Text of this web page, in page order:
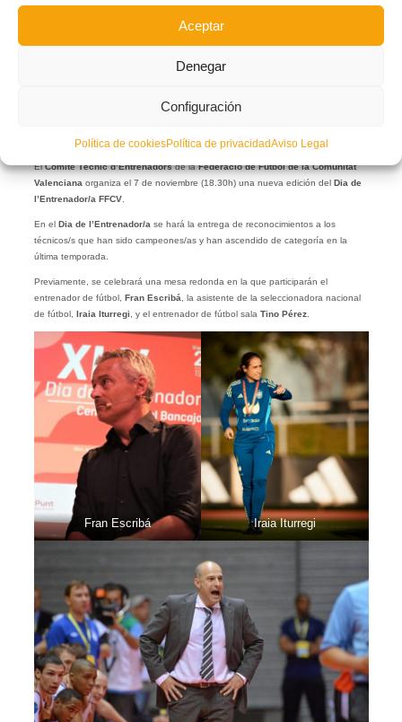
Aceptar
Denegar
Configuración
Política de cookiesPolítica de privacidadAviso Legal
ElComité Tècnic d’Entrenadorsde laFederació de Futbol de la Comunitat
Valencianaorganiza el 7 de noviembre (18.30h) una nueva edición del Dia de
l’Entrenador/a FFCV.
En elDia de l’Entrenador/ase hará la entrega de reconocimientos a los
técnicos/s que han sido campeones/as y han ascendido de categoría en la
última temporada.
Previamente, se celebrará una mesa redonda en la que participarán el
entrenador de fútbol, Fran Escribá, la asistente de la seleccionadora nacional
de fútbol, Iraia Iturregi, y el entrenador de fútbol sala Tino Pérez.
Fran Escribá Iraia Iturregi